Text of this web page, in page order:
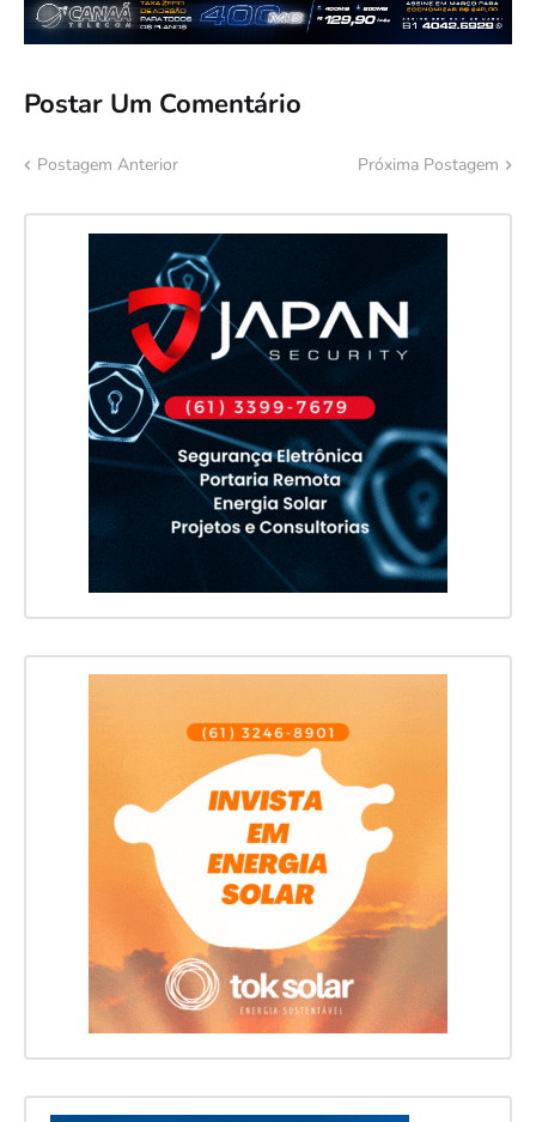
Postar Um Comentário
Postagem Anterior Próxima Postagem